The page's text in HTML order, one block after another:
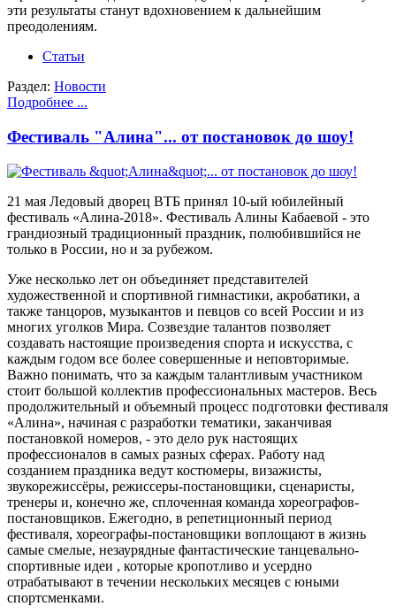
эти результаты станут вдохновением к дальнейшим
преодолениям.
Статьи
Раздел: Новости
Подробнее ...
Фестиваль "Алина"... от постановок до шоу!
21 мая Ледовый дворец ВТБ принял 10-ый юбилейный
фестиваль «Алина-2018». Фестиваль Алины Кабаевой - это
грандиозный традиционный праздник, полюбившийся не
только в России, но и за рубежом.
Уже несколько лет он объединяет представителей
художественной и спортивной гимнастики, акробатики, а
также танцоров, музыкантов и певцов со всей России и из
многих уголков Мира. Созвездие талантов позволяет
создавать настоящие произведения спорта и искусства, с
каждым годом все более совершенные и неповторимые.
Важно понимать, что за каждым талантливым участником
стоит большой коллектив профессиональных мастеров. Весь
продолжительный и объемный процесс подготовки фестиваля
«Алина», начиная с разработки тематики, заканчивая
постановкой номеров, - это дело рук настоящих
профессионалов в самых разных сферах. Работу над
созданием праздника ведут костюмеры, визажисты,
звукорежиссёры, режиссеры-постановщики, сценаристы,
тренеры и, конечно же, сплоченная команда хореографов-
постановщиков. Ежегодно, в репетиционный период
фестиваля, хореографы-постановщики воплощают в жизнь
самые смелые, незаурядные фантастические танцевально-
спортивные идеи , которые кропотливо и усердно
отрабатывают в течении нескольких месяцев с юными
спортсменками.